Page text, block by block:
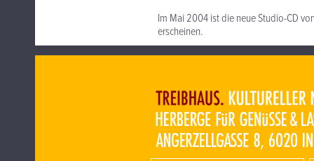
Im Mai 2004 ist die neue Studio-CD
erscheinen.